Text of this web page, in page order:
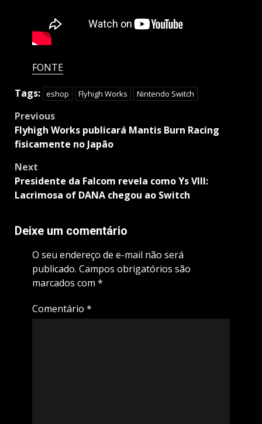
FONTE
Tags: eshop Flyhigh Works Nintendo Switch
Post
navigation
Previous
Flyhigh Works publicará Mantis Burn Racing
fisicamente no Japão
Next
Presidente da Falcom revela como Ys VIII:
Lacrimosa of DANA chegou ao Switch
Deixe um comentário
O seu endereço de e-mail não será
publicado. Campos obrigatórios são
marcados com *
Comentário *